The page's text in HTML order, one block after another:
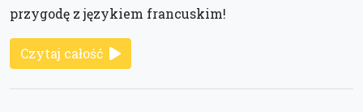
przygodę z językiem francuskim!
Czytaj całość